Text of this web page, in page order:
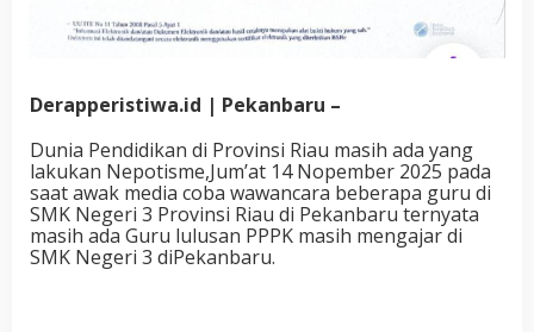
Derapperistiwa.id | Pekanbaru –
Dunia Pendidikan di Provinsi Riau masih ada yang
lakukan Nepotisme,Jum’at 14 Nopember 2025 pada
saat awak media coba wawancara beberapa guru di
SMK Negeri 3 Provinsi Riau di Pekanbaru ternyata
masih ada Guru lulusan PPPK masih mengajar di
SMK Negeri 3 diPekanbaru.